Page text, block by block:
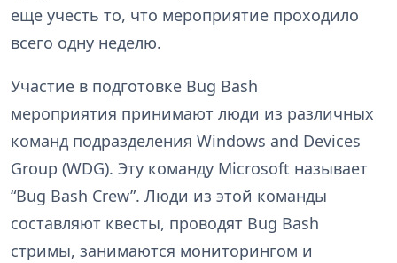
еще учесть то, что мероприятие проходило
всего одну неделю.
Участие в подготовке Bug Bash
мероприятия принимают люди из различных
команд подразделения Windows and Devices
Group (WDG). Эту команду Microsoft называет
“Bug Bash Crew”. Люди из этой команды
составляют квесты, проводят Bug Bash
стримы, занимаются мониторингом и